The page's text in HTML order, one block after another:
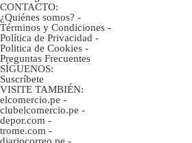
CONTACTO:
¿Quiénes somos? -
Términos y Condiciones -
Política de Privacidad -
Politica de Cookies -
Preguntas Frecuentes
SÍGUENOS:
Suscríbete
VISITE TAMBIÉN:
elcomercio.pe -
clubelcomercio.pe -
depor.com -
trome.com -